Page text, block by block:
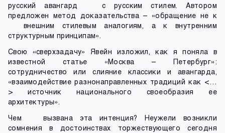
русский авангард с русским стилем. Автором
предложен метод доказательства – «обращение не к
внешним стилевым аналогиям, а к внутренним
структурным принципам».
Свою «сверхзадачу» Явейн изложил, как я поняла в
известной статье «Москва – Петербург»:
сотрудничество или слияние классики и авангарда,
«взаимодействие разнонаправленных традиций как <…
> источник национального своеобразия ее
архитектуры».
Чем вызвана эта интенция? Неужели возникли
сомнения в достоинствах торжествующего сегодня